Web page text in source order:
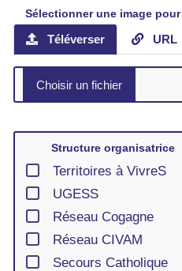
Sélectionner une image
Téléverser URL
Structure organisatrice
Territoires à VivreS
UGESS
Réseau Cogagne
Réseau CIVAM
Secours Catholique